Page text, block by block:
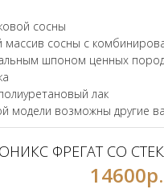
сосны
сосны с
шпоном ценных
лак
модели возможны другие
ОНИКС ФРЕГАТ СО
14600р.